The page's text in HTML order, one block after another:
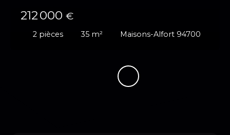
212 000 €
2 pièces 35 m² Maisons-Alfort 94700